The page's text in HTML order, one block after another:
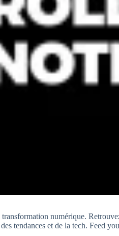
numérique.
tendances et de la tech. Feed